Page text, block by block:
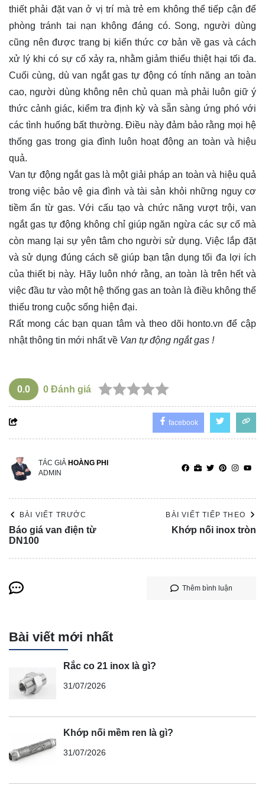
thiết phải đặt van ở vị trí mà trẻ em không thể tiếp cận để
phòng tránh tai nạn không đáng có. Song, người dùng
cũng nên được trang bị kiến thức cơ bản về gas và cách
xử lý khi có sự cố xảy ra, nhằm giảm thiểu thiệt hại tối đa.
Cuối cùng, dù van ngắt gas tự động có tính năng an toàn
cao, người dùng không nên chủ quan mà phải luôn giữ ý
thức cảnh giác, kiểm tra định kỳ và sẵn sàng ứng phó với
các tình huống bất thường. Điều này đảm bảo rằng mọi hệ
thống gas trong gia đình luôn hoạt động an toàn và hiệu
quả.
Van tự động ngắt gas là một giải pháp an toàn và hiệu quả
trong việc bảo vệ gia đình và tài sản khỏi những nguy cơ
tiềm ẩn từ gas. Với cấu tạo và chức năng vượt trội, van
ngắt gas tự động không chỉ giúp ngăn ngừa các sự cố mà
còn mang lại sự yên tâm cho người sử dụng. Việc lắp đặt
và sử dụng đúng cách sẽ giúp bạn tận dụng tối đa lợi ích
của thiết bị này. Hãy luôn nhớ rằng, an toàn là trên hết và
việc đầu tư vào một hệ thống gas an toàn là điều không thể
thiếu trong cuộc sống hiện đại.
Rất mong các bạn quan tâm và theo dõi honto.vn để cập
nhật thông tin mới nhất về Van tự động ngắt gas !
0.0 0 Đánh giá
facebook
TÁC GIẢ HOÀNG PHI
ADMIN
BÀI VIẾT TRƯỚC
Báo giá van điện từ
DN100
BÀI VIẾT TIẾP THEO
Khớp nối inox tròn
Thêm bình luận
Bài viết mới nhất
Rắc co 21 inox là gì?
31/07/2026
Khớp nối mềm ren là gì?
31/07/2026